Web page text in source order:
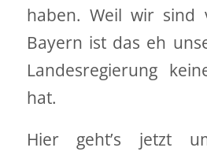
haben. Weil wir
Bayern ist das eh
Landesregierung
hat.
Hier geht’s jetzt